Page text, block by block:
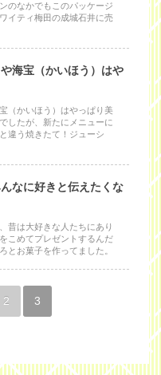
のなかでもこのパッケージ
イティ梅田の成城石井に売
海宝（かいほう）はや
（かいほう）はやっぱり美
したが、新たにメニューに
違う焼きたて！ジューシ
なに好きと伝えたくな
昔は大好きな人たちにあり
こめてプレゼントするんだ
とお菓子を作ってました。
2 3